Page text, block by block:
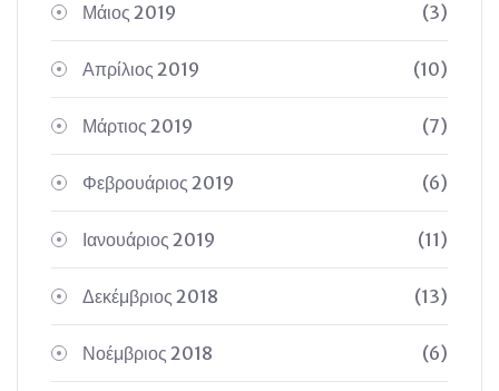
Μάιος 2019 (3)
Απρίλιος 2019 (10)
Μάρτιος 2019 (7)
Φεβρουάριος 2019 (6)
Ιανουάριος 2019 (11)
Δεκέμβριος 2018 (13)
Νοέμβριος 2018 (6)